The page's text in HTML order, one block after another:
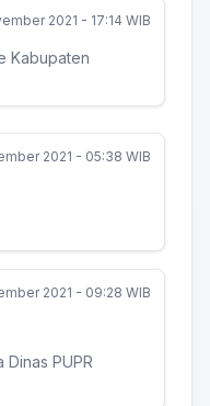
2021 - 17:14 WIB
Kabupaten
2021 - 05:38 WIB
2021 - 09:28 WIB
PUPR